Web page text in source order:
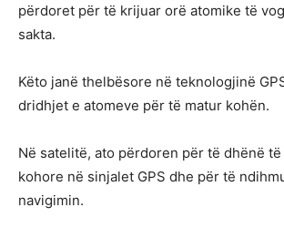
përdoret për të krijuar orë atomike të
sakta.
Këto janë thelbësore në teknologjinë
dridhjet e atomeve për të matur kohën.
Në satelitë, ato përdoren për të dhënë
kohore në sinjalet GPS dhe për të
navigimin.